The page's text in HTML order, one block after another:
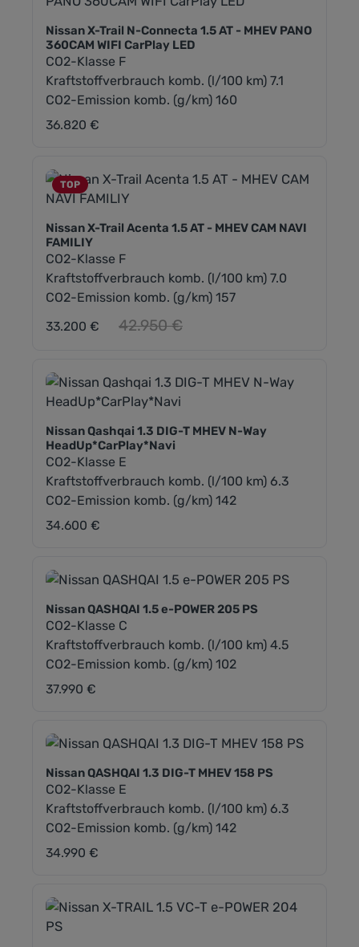
Nissan X-Trail N-Connecta 1.5 AT - MHEV PANO
360CAM WIFI CarPlay LED
CO2-Klasse F
Kraftstoffverbrauch komb. (l/100 km) 7.1
CO2-Emission komb. (g/km) 160
Regulärer Preis:
36.820 €
TOP
Nissan X-Trail Acenta 1.5 AT - MHEV CAM NAVI
FAMILIY
CO2-Klasse F
Kraftstoffverbrauch komb. (l/100 km) 7.0
CO2-Emission komb. (g/km) 157
Regulärer Preis:
33.200 € 42.950 €
Nissan Qashqai 1.3 DIG-T MHEV N-Way
HeadUp*CarPlay*Navi
CO2-Klasse E
Kraftstoffverbrauch komb. (l/100 km) 6.3
CO2-Emission komb. (g/km) 142
Regulärer Preis:
34.600 €
Nissan QASHQAI 1.5 e-POWER 205 PS
CO2-Klasse C
Kraftstoffverbrauch komb. (l/100 km) 4.5
CO2-Emission komb. (g/km) 102
Regulärer Preis:
37.990 €
Nissan QASHQAI 1.3 DIG-T MHEV 158 PS
CO2-Klasse E
Kraftstoffverbrauch komb. (l/100 km) 6.3
CO2-Emission komb. (g/km) 142
Regulärer Preis:
34.990 €